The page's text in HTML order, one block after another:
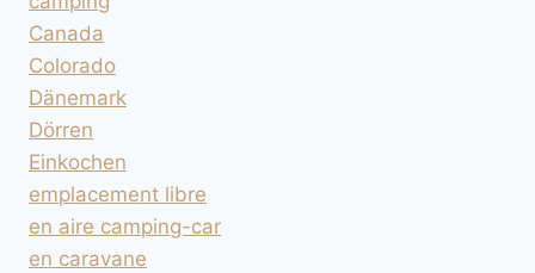
Canada
Colorado
Dänemark
Dörren
Einkochen
emplacement libre
en aire camping-car
en caravane